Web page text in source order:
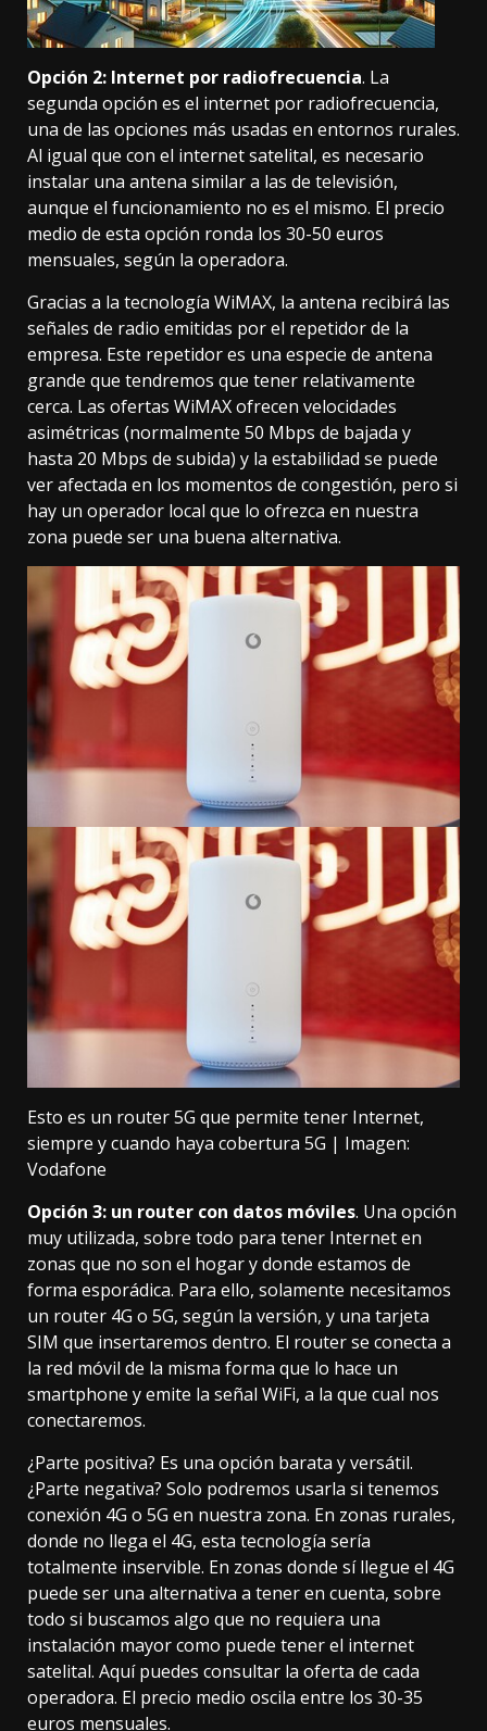
Opción 2: Internet por radiofrecuencia. La
segunda opción es el internet por radiofrecuencia,
una de las opciones más usadas en entornos rurales.
Al igual que con el internet satelital, es necesario
instalar una antena similar a las de televisión,
aunque el funcionamiento no es el mismo. El precio
medio de esta opción ronda los 30-50 euros
mensuales, según la operadora.
Gracias a la tecnología WiMAX, la antena recibirá las
señales de radio emitidas por el repetidor de la
empresa. Este repetidor es una especie de antena
grande que tendremos que tener relativamente
cerca. Las ofertas WiMAX ofrecen velocidades
asimétricas (normalmente 50 Mbps de bajada y
hasta 20 Mbps de subida) y la estabilidad se puede
ver afectada en los momentos de congestión, pero si
hay un operador local que lo ofrezca en nuestra
zona puede ser una buena alternativa.
Esto es un router 5G que permite tener Internet,
siempre y cuando haya cobertura 5G | Imagen:
Vodafone
Opción 3: un router con datos móviles. Una opción
muy utilizada, sobre todo para tener Internet en
zonas que no son el hogar y donde estamos de
forma esporádica. Para ello, solamente necesitamos
un router 4G o 5G, según la versión, y una tarjeta
SIM que insertaremos dentro. El router se conecta a
la red móvil de la misma forma que lo hace un
smartphone y emite la señal WiFi, a la que cual nos
conectaremos.
¿Parte positiva? Es una opción barata y versátil.
¿Parte negativa? Solo podremos usarla si tenemos
conexión 4G o 5G en nuestra zona. En zonas rurales,
donde no llega el 4G, esta tecnología sería
totalmente inservible. En zonas donde sí llegue el 4G
puede ser una alternativa a tener en cuenta, sobre
todo si buscamos algo que no requiera una
instalación mayor como puede tener el internet
satelital. Aquí puedes consultar la oferta de cada
operadora. El precio medio oscila entre los 30-35
euros mensuales.